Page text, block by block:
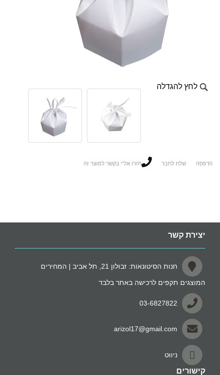
לחץ להגדלה
הדפסה שלח לחבר חזרו אליי בקשר למוצר זה
יצירת קשר
חנות הסיטונאות: זבולון 21, תל אביב | המחירים
המוצגים תקפים לרכישה באתר בלבד
03-6827822
arizol17@gmail.com
ניווט
קישורים